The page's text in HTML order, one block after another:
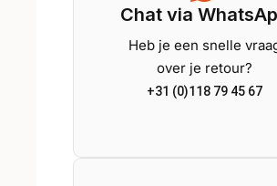
Chat via
Heb je een snelle
over je retour?
+31 (0)118 79 45 67